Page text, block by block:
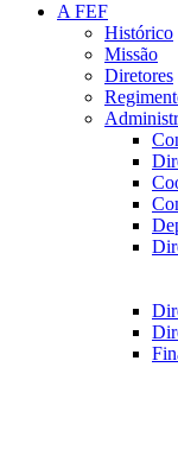
A FEF
Histórico
Missão
Diretores